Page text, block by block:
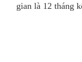
gian là 12 tháng